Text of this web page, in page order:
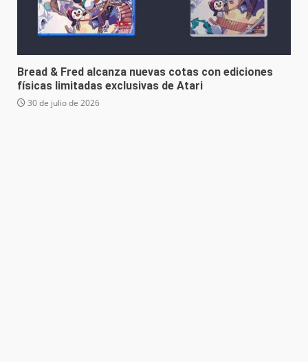
Bread & Fred alcanza nuevas cotas con ediciones
físicas limitadas exclusivas de Atari
30 de julio de 2026